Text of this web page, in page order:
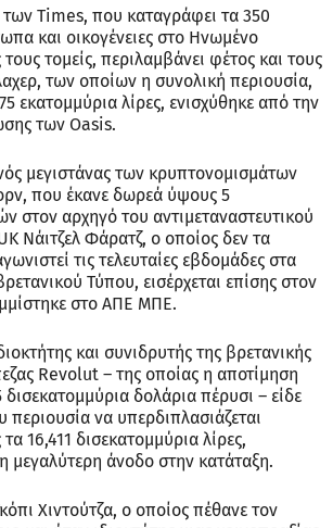
των Times, που καταγράφει τα 350
και οικογένειες στο Ηνωμένο
τομείς, περιλαμβάνει φέτος και τους
των οποίων η συνολική περιουσία,
εκατομμύρια λίρες, ενισχύθηκε από την
των Oasis.
μεγιστάνας των κρυπτονομισμάτων
που έκανε δωρεά ύψους 5
στον αρχηγό του αντιμεταναστευτικού
Νάιτζελ Φάρατζ, ο οποίος δεν τα
τις τελευταίες εβδομάδες στα
Τύπου, εισέρχεται επίσης στον
στο ΑΠΕ ΜΠΕ.
και συνιδρυτής της βρετανικής
Revolut – της οποίας η αποτίμηση
δισεκατομμύρια δολάρια πέρυσι – είδε
να υπερδιπλασιάζεται
16,411 δισεκατομμύρια λίρες,
μεγαλύτερη άνοδο στην κατάταξη.
Χιντούτζα, ο οποίος πέθανε τον